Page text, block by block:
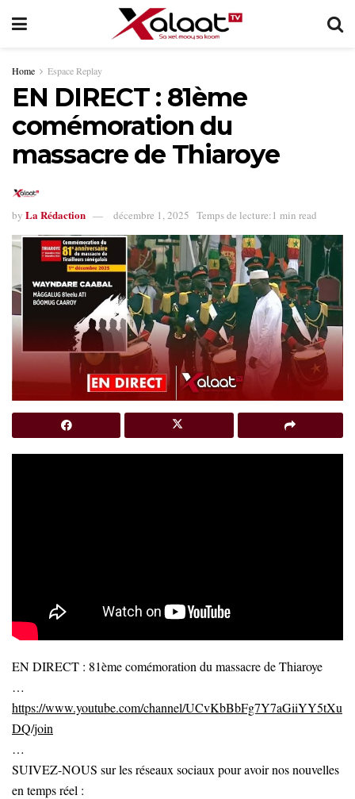
Home Espace Replay
EN DIRECT : 81ème
comémoration du
massacre de Thiaroye
by La Rédaction décembre 1, 2025 Temps de lecture:1 min read
EN DIRECT : 81ème comémoration du massacre de Thiaroye
…
https://www.youtube.com/channel/UCvKbBbFg7Y7aGiiYY5tXu
DQ/join
…
SUIVEZ-NOUS sur les réseaux sociaux pour avoir nos nouvelles
en temps réel :